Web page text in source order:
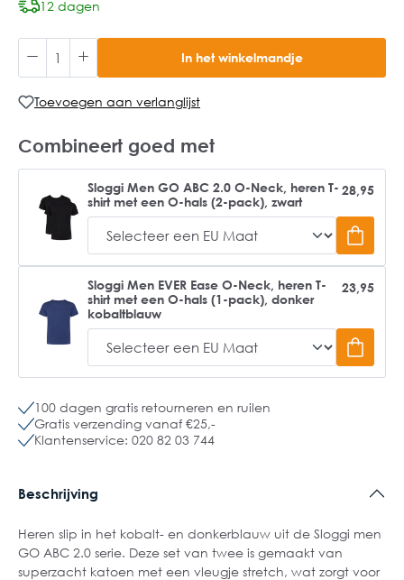
12 dagen
In het winkelmandje
Toevoegen aan verlanglijst
Combineert goed met
Sloggi Men GO ABC 2.0 O-Neck, heren T-
shirt met een O-hals (2-pack), zwart
28,95
Sloggi Men EVER Ease O-Neck, heren T-
shirt met een O-hals (1-pack), donker
kobaltblauw
23,95
100 dagen gratis retourneren en ruilen
Gratis verzending vanaf €25,-
Klantenservice: 020 82 03 744
Beschrijving
Heren slip in het kobalt- en donkerblauw uit de Sloggi men
GO ABC 2.0 serie. Deze set van twee is gemaakt van
superzacht katoen met een vleugje stretch, wat zorgt voor